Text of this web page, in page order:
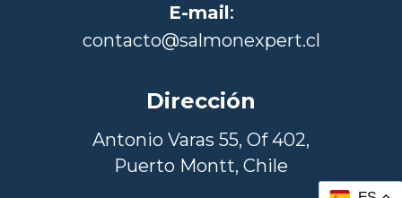
E-mail:
contacto@salmonexpert.cl
Dirección
Antonio Varas 55, Of 402,
Puerto Montt, Chile